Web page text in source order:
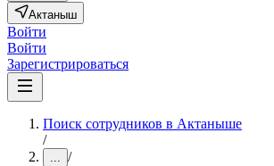
Актаныш
Войти
Войти
Зарегистрироваться
Поиск сотрудников в Актаныше
/
... /